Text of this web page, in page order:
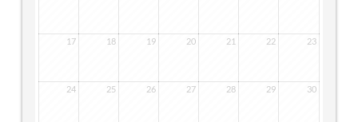
17 18 19 20 21 22 23
24 25 26 27 28 29 30